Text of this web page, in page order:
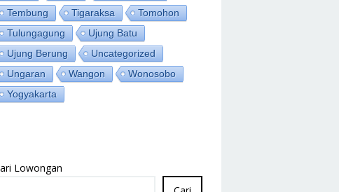
Tembung
Tigaraksa
Tomohon
Tulungagung
Ujung Batu
Ujung Berung
Uncategorized
Ungaran
Wangon
Wonosobo
Yogyakarta
Lowongan